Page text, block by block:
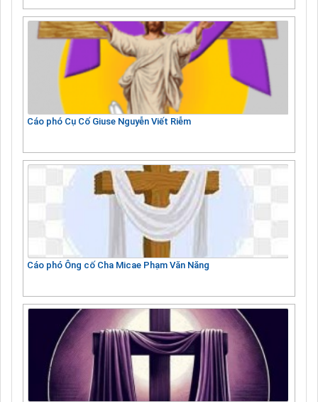
Cáo phó Cụ Cố Giuse Nguyễn Viết Riễm
Cáo phó Ông cố Cha Micae Phạm Văn Năng